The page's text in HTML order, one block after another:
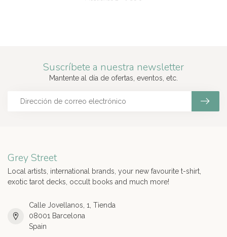
Suscríbete a nuestra newsletter
Mantente al día de ofertas, eventos, etc.
Grey Street
Local artists, international brands, your new favourite t-shirt,
exotic tarot decks, occult books and much more!
Calle Jovellanos, 1, Tienda
08001 Barcelona
Spain